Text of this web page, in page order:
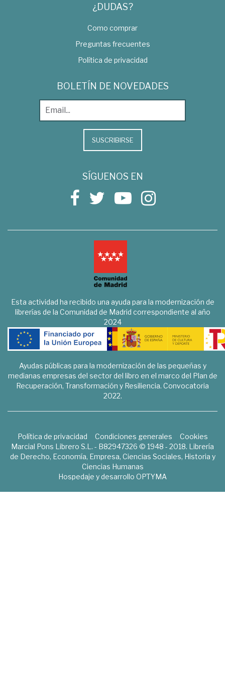
¿DUDAS?
Como comprar
Preguntas frecuentes
Política de privacidad
BOLETÍN DE NOVEDADES
SUSCRIBIRSE
SÍGUENOS EN
Esta actividad ha recibido una ayuda para la modernización de
librerías de la Comunidad de Madrid correspondiente al año
2024
Ayudas públicas para la modernización de las pequeñas y
medianas empresas del sector del libro en el marco del Plan de
Recuperación, Transformación y Resiliencia. Convocatoria
2022.
Política de privacidad Condiciones generales
Cookies
Marcial Pons Librero S.L. - B82947326 © 1948 - 2018. Librería
de Derecho, Economía, Empresa, Ciencias Sociales, Historia y
Ciencias Humanas
Hospedaje y desarrollo OPTYMA